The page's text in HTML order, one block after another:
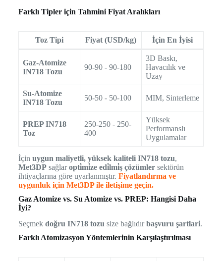
Farklı Tipler için Tahmini Fiyat Aralıkları
Toz Tipi Fiyat (USD/kg) İçin En İyisi
Gaz-Atomize
IN718 Tozu
90-90 - 90-180
3D Baskı,
Havacılık ve
Uzay
Su-Atomize
IN718 Tozu
50-50 - 50-100 MIM, Sinterleme
PREP IN718
Toz
250-250 - 250-
400
Yüksek
Performanslı
Uygulamalar
İçin uygun maliyetli, yüksek kaliteli IN718 tozu,
Met3DPsağlaropti̇mi̇ze edi̇lmi̇ş çözümlersektörün
ihtiyaçlarına göre uyarlanmıştır. Fiyatlandırma ve
uygunluk için Met3DP ile iletişime geçin.
Gaz Atomize vs. Su Atomize vs. PREP: Hangisi Daha
İyi?
Seçmek doğru IN718 tozusize bağlıdırbaşvuru şartlari.
Farklı Atomizasyon Yöntemlerinin Karşılaştırılması